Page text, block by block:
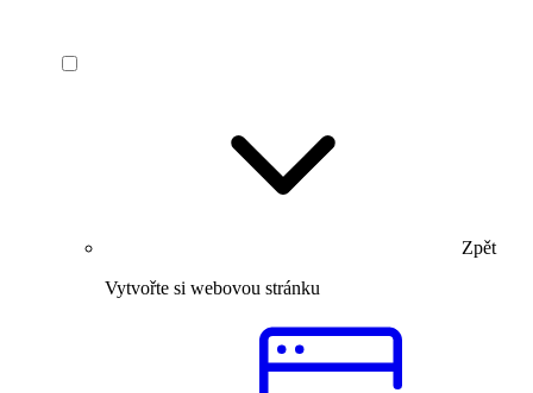
Zpět
Vytvořte si webovou stránku